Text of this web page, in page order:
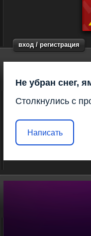
вход / регистрация
Не убран снег,
Столкнулись с
Написать